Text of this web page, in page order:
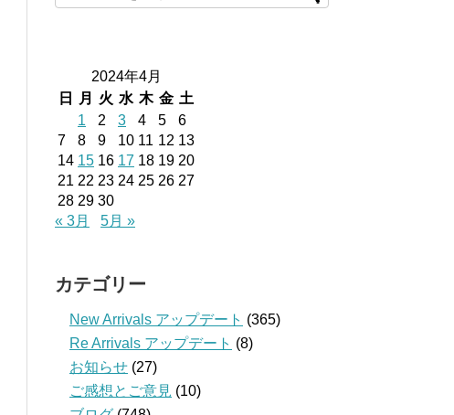
2024年4月
日
月 火 水 木 金 土
1
2 3 4 5
6
7
8 9 10 11 12 13
14 15 16 17 18 19 20
21 22 23 24 25 26 27
28 29 30
« 3月
5月 »
カテゴリー
New Arrivals アップデート (365)
Re Arrivals アップデート (8)
お知らせ (27)
ご感想とご意見 (10)